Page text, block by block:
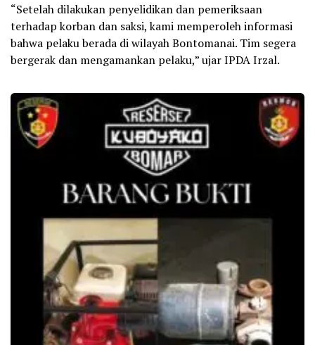
“Setelah dilakukan penyelidikan dan pemeriksaan
terhadap korban dan saksi, kami memperoleh informasi
bahwa pelaku berada di wilayah Bontomanai. Tim segera
bergerak dan mengamankan pelaku,” ujar IPDA Irzal.